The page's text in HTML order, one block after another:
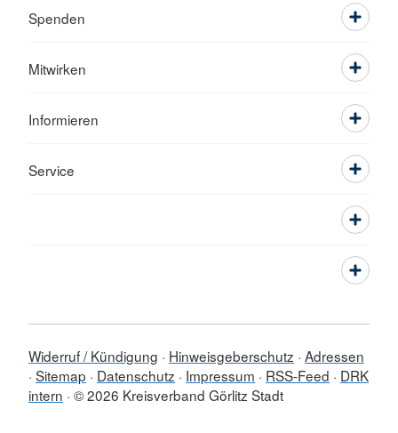
Spenden
Mitwirken
Informieren
Service
Widerruf / Kündigung Hinweisgeberschutz Adressen
Sitemap
Datenschutz Impressum RSS-Feed
DRK
intern © 2026 Kreisverband Görlitz Stadt